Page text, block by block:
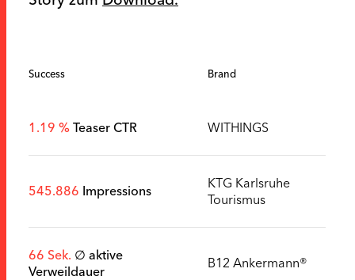
Success Brand
1.19 % Teaser CTR WITHINGS
545.886 Impressions
KTG Karlsruhe
Tourismus
66 Sek. ∅ aktive
Verweildauer
B12 Ankermann®